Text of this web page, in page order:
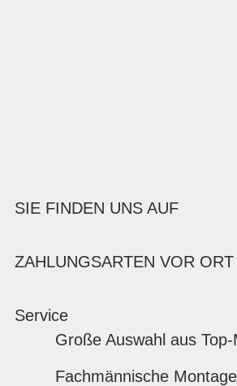
SIE FINDEN UNS AUF
ZAHLUNGSARTEN VOR ORT
Service
Große Auswahl aus
Fachmännische Montage